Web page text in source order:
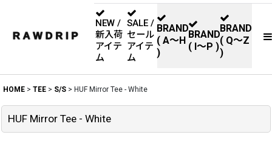
NEW /
新入荷
アイテ
ム
SALE /
セール
アイテ
ム
BRAND
( A〜H
)
BRAND
( I〜P )
BRAND
( Q〜Z
)
HOME > TEE > S/S > HUF Mirror Tee - White
HUF Mirror Tee - White